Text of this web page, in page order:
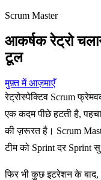
Scrum Master
आकर्षक रेट्रो
टूल
मुफ़्त में आज़माएँ
रेट्रोस्पेक्टिव Scrum
एक कदम पीछे हटती है,
की ज़रूरत है। Scrum
टीम को Sprint दर Sprint
फिर भी कुछ इटरेशन के बाद,